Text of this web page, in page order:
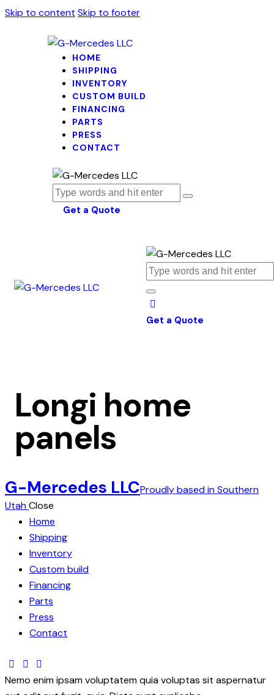
Skip to content Skip to footer
HOME
SHIPPING
INVENTORY
CUSTOM BUILD
FINANCING
PARTS
PRESS
CONTACT
Get a Quote
Get a Quote
Longi home
panels
G-Mercedes LLCProudly based in Southern
UtahClose
Home
Shipping
Inventory
Custom build
Financing
Parts
Press
Contact
Nemo enim ipsam voluptatem quia voluptas sit aspernatur